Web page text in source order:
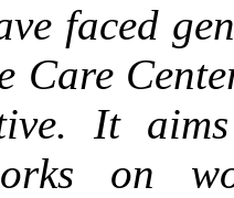
faced
Care
It
on